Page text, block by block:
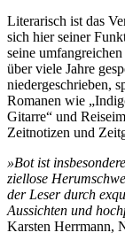
Literarisch ist das
sich hier seiner
seine
über viele Jahre
niedergeschrieben,
Romanen wie
Gitarre“ und
Zeitnotizen und
»Bot ist
ziellose
der Leser durch
Aussichten und
Karsten Herrmann,